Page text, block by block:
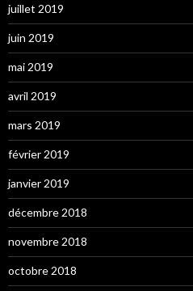
juillet 2019
juin 2019
mai 2019
avril 2019
mars 2019
février 2019
janvier 2019
décembre 2018
novembre 2018
octobre 2018